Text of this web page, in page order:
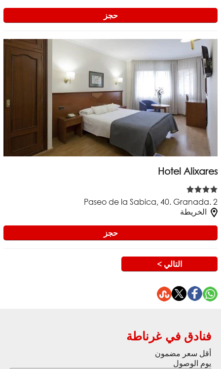
حجز
Hotel Alixares
Paseo de la Sabica, 40. Granada. 2
الخريطة
حجز
التالي >
فنادق في غرناطة
أقل سعر مضمون
يوم الوصول